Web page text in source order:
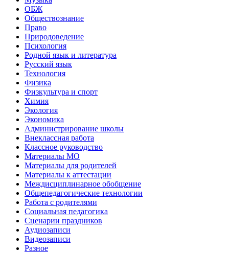
ОБЖ
Обществознание
Право
Природоведение
Психология
Родной язык и литература
Русский язык
Технология
Физика
Физкультура и спорт
Химия
Экология
Экономика
Администрирование школы
Внеклассная работа
Классное руководство
Материалы МО
Материалы для родителей
Материалы к аттестации
Междисциплинарное обобщение
Общепедагогические технологии
Работа с родителями
Социальная педагогика
Сценарии праздников
Аудиозаписи
Видеозаписи
Разное